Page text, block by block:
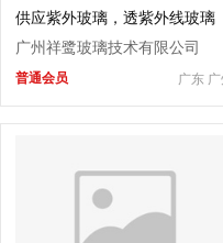
供应紫外玻璃，透紫外线玻璃
广州祥鹭玻璃技术有限公司
广东 广
普通会员